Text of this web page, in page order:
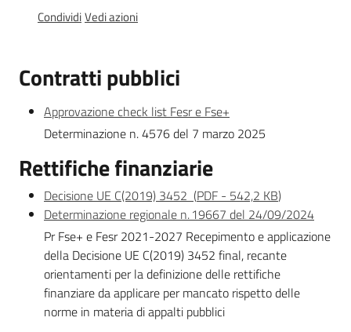
Bandi
Gestione
programma
Comunicazione
CondividiVedi azioni
Contratti pubblici
Approvazione check list Fesr e Fse+
Determinazione n. 4576 del 7 marzo 2025
Rettifiche finanziarie
Decisione UE C(2019) 3452 (PDF - 542,2 KB)
Determinazione regionale n. 19667 del 24/09/2024
Pr Fse+ e Fesr 2021-2027 Recepimento e applicazione
della Decisione UE C(2019) 3452 final, recante
orientamenti per la definizione delle rettifiche
finanziare da applicare per mancato rispetto delle
norme in materia di appalti pubblici